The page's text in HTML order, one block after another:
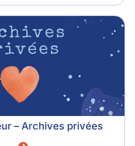
– Archives privées